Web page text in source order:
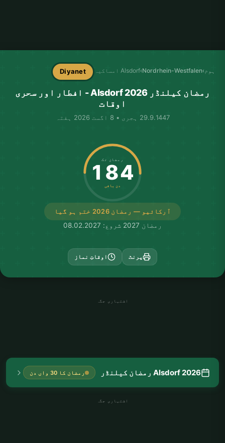
ہوم ›
Nordrhein-Westfalen
›Alsdorf امساکیہ Diyanet
رمضان کیلنڈر Alsdorf 2026 - افطار اور سحری
اوقات
29.9.1447 ہجری • 8 اگست 2026 ہفتہ
آرکائیو — رمضان 2026 ختم ہو گیا
رمضان تک
184
دن باقی
رمضان 2027 شروع: 08.02.2027
پرنٹ اوقاتِ نماز
اشتہاری جگہ
Alsdorf 2026 رمضان کیلنڈر رمضان کا 30 واں دن
اشتہاری جگہ